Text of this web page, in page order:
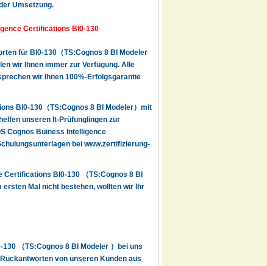
Umsetzung.
Certifications BI0-130
für BI0-130（TS:Cognos 8 BI Modeler
wir Ihnen immer zur Verfügung. Alle
wir Ihnen 100%-Erfolgsgarantie
BI0-130（TS:Cognos 8 BI Modeler）mit
unseren It-Prüfunglingen zur
Cognos Buiness Intelligence
bei www.zertifizierung-
BI0-130 （TS:Cognos 8 BI
Mal nicht bestehen, wollten wir Ihr
（TS:Cognos 8 BI Modeler ）bei uns
von unseren Kunden aus